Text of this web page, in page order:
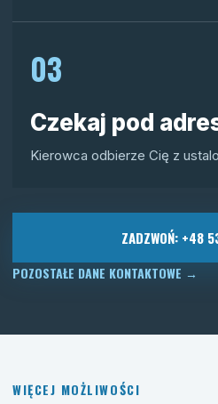
03
Czekaj pod
Kierowca odbierze Cię z
ZADZWOŃ: +48
POZOSTAŁE DANE KONTAKTOWE →
WIĘCEJ MOŻLIWOŚCI